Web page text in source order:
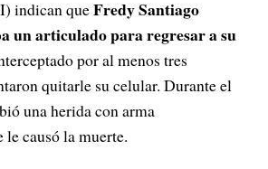
indican queFredy Santiago
un articulado para regresar a su
por al menos tres
quitarle su celular. Durante el
una herida con arma
causó la muerte.